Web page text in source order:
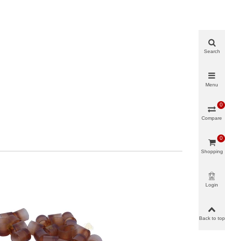
Search
Menu
Compare
0
Shopping
0
Login
Back to top